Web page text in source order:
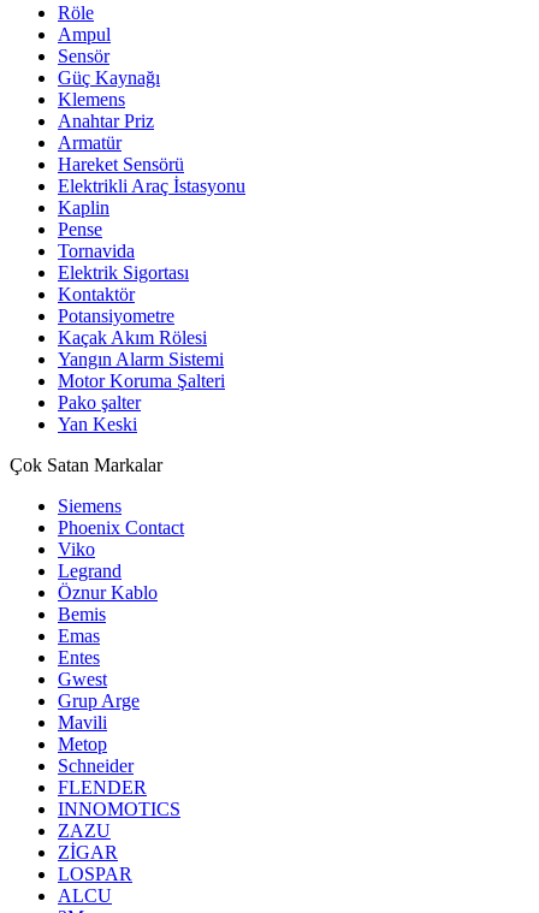
Röle
Ampul
Sensör
Güç Kaynağı
Klemens
Anahtar Priz
Armatür
Hareket Sensörü
Elektrikli Araç İstasyonu
Kaplin
Pense
Tornavida
Elektrik Sigortası
Kontaktör
Potansiyometre
Kaçak Akım Rölesi
Yangın Alarm Sistemi
Motor Koruma Şalteri
Pako şalter
Yan Keski
Çok Satan Markalar
Siemens
Phoenix Contact
Viko
Legrand
Öznur Kablo
Bemis
Emas
Entes
Gwest
Grup Arge
Mavili
Metop
Schneider
FLENDER
INNOMOTICS
ZAZU
ZİGAR
LOSPAR
ALCU